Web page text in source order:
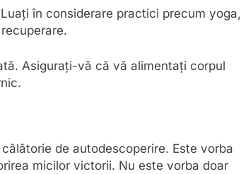
în considerare practici precum yoga,
Asigurați-vă că vă alimentați corpul
de autodescoperire. Este vorba
micilor victorii. Nu este vorba doar